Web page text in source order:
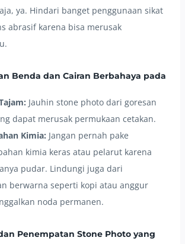
ya. Hindari banget penggunaan sikat
abrasif karena bisa merusak
Benda dan Cairan Berbahaya pada
Jauhin stone photo dari goresan
dapat merusak permukaan cetakan.
Kimia: Jangan pernah pake
kimia keras atau pelarut karena
pudar. Lindungi juga dari
berwarna seperti kopi atau anggur
noda permanen.
Penempatan Stone Photo yang